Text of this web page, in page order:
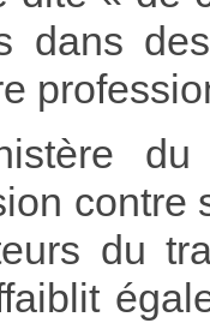
dans
du
contre
du